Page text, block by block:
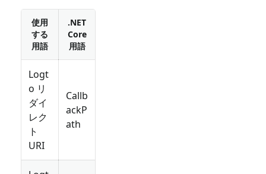
使用
する
用語
.NET
Core
用語
Logt
o リ
ダイ
レク
ト
URI
Callb
ackP
ath